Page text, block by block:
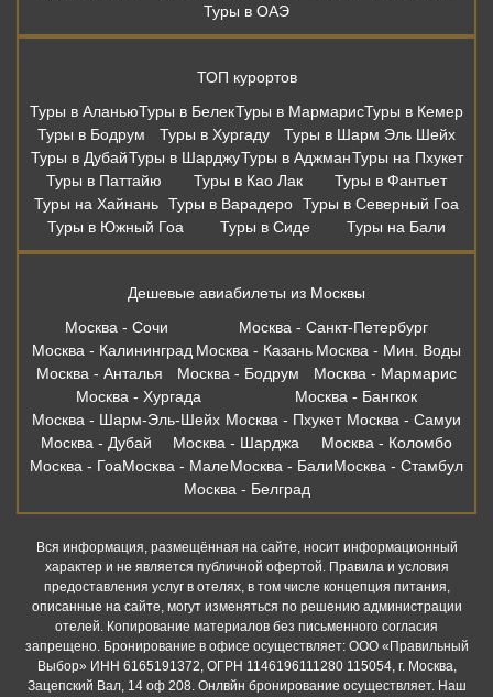
Туры в ОАЭ
ТОП курортов
Туры в АланьюТуры в БелекТуры в МармарисТуры в Кемер
Туры в Бодрум
Туры в Хургаду
Туры в Шарм Эль Шейх
Туры в ДубайТуры в ШарджуТуры в АджманТуры на Пхукет
Туры в Паттайю
Туры в Као Лак
Туры в Фантьет
Туры на Хайнань Туры в Варадеро Туры в Северный Гоа
Туры в Южный Гоа
Туры в Сиде Туры на Бали
Дешевые авиабилеты из Москвы
Москва - Сочи
Москва - Санкт-Петербург
Москва - Калининград Москва - Казань Москва - Мин. Воды
Москва - Анталья
Москва - Бодрум
Москва - Мармарис
Москва - Хургада
Москва - Бангкок
Москва - Шарм-Эль-Шейх Москва - Пхукет Москва - Самуи
Москва - Дубай
Москва - Шарджа
Москва - Коломбо
Москва - ГоаМосква - МалеМосква - БалиМосква - Стамбул
Москва - Белград
Вся информация, размещённая на сайте, носит информационный
характер и не является публичной офертой. Правила и условия
предоставления услуг в отелях, в том числе концепция питания,
описанные на сайте, могут изменяться по решению администрации
отелей. Копирование материалов без письменного согласия
запрещено. Бронирование в офисе осуществляет: ООО «Правильный
Выбор» ИНН 6165191372, ОГРН 1146196111280 115054, г. Москва,
Зацепский Вал, 14 оф 208. Онлвйн бронирование осуществляет. Наш